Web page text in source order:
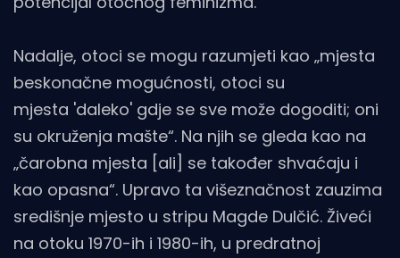
Nadalje, otoci se mogu razumjeti kao „mjesta
beskonačne mogućnosti, otoci su
mjesta 'daleko' gdje se sve može dogoditi; oni
su okruženja mašte“. Na njih se gleda kao na
„čarobna mjesta [ali] se također shvaćaju i
kao opasna“. Upravo ta višeznačnost zauzima
središnje mjesto u stripu Magde Dulčić. Živeći
na otoku 1970-ih i 1980-ih, u predratnoj